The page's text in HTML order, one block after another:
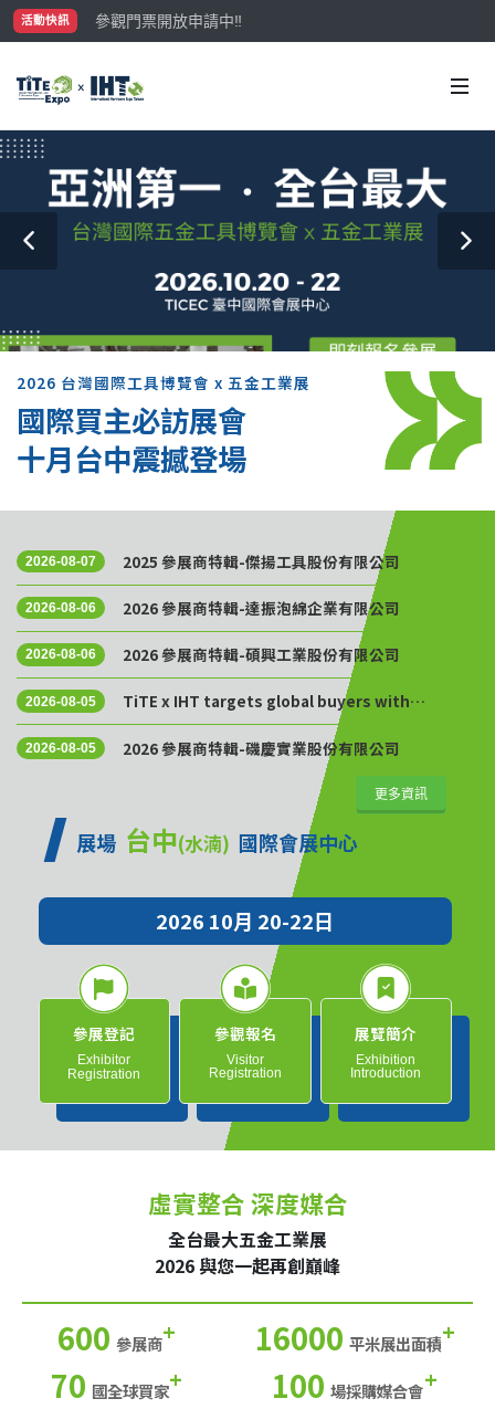
活動快訊
參觀門票開放申請中‼️
最大規模台灣五金展TiTE x IHT，2026/10/20-22與您在臺
2026 台灣國際工具博覽會 x 五金工業展
國際買主必訪展會
十月台中震撼登場
2026-08-07 2025 參展商特輯-傑揚工具股份有限公司
2026-08-06 2026 參展商特輯-達振泡綿企業有限公司
2026-08-06 2026 參展商特輯-碩興工業股份有限公司
2026-08-05
TiTE x IHT targets global buyers with
Golden Sourcing Week
2026-08-05 2026 參展商特輯-磯慶實業股份有限公司
更多資訊
展場 台中(水湳) 國際會展中心
2026 10月 20-22日
參展登記
Exhibitor
Registration
參觀報名
Visitor
Registration
展覽簡介
Exhibition
Introduction
虛實整合 深度媒合
全台最大五金工業展
2026 與您一起再創巔峰
600 參展商+ 16000 平米展出面積+
70 國全球買家+ 100 場採購媒合會+